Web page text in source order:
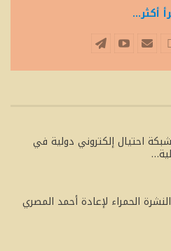
أكثر...
احتيال إلكتروني دولية في
الحمراء لإعادة أحمد المصري